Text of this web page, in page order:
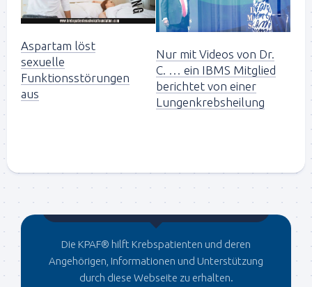
Aspartam löst
sexuelle
Funktionsstörungen
aus
Nur mit Videos von Dr.
C. … ein IBMS Mitglied
berichtet von einer
Lungenkrebsheilung
Die KPAF® hilft Krebspatienten und deren
Angehörigen, Informationen und Unterstützung
durch diese Webseite zu erhalten.